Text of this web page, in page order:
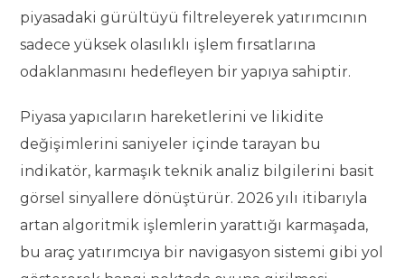
piyasadaki gürültüyü filtreleyerek yatırımcının
sadece yüksek olasılıklı işlem fırsatlarına
odaklanmasını hedefleyen bir yapıya sahiptir.
Piyasa yapıcıların hareketlerini ve likidite
değişimlerini saniyeler içinde tarayan bu
indikatör, karmaşık teknik analiz bilgilerini basit
görsel sinyallere dönüştürür. 2026 yılı itibarıyla
artan algoritmik işlemlerin yarattığı karmaşada,
bu araç yatırımcıya bir navigasyon sistemi gibi yol